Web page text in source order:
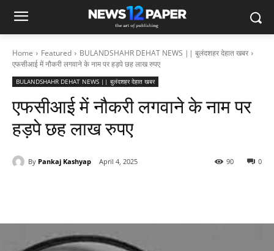
Home Featured
BULANDSHAHR DEHAT NEWS || बुलंदशहर देहात खबर
एफसीआई में नौकरी लगवाने के नाम पर हड़पे छह लाख रुपए
BULANDSHAHR DEHAT NEWS || बुलंदशहर देहात खबर
एफसीआई में नौकरी लगवाने के नाम पर
हड़पे छह लाख रुपए
By Pankaj Kashyap April 4, 2025 0
90